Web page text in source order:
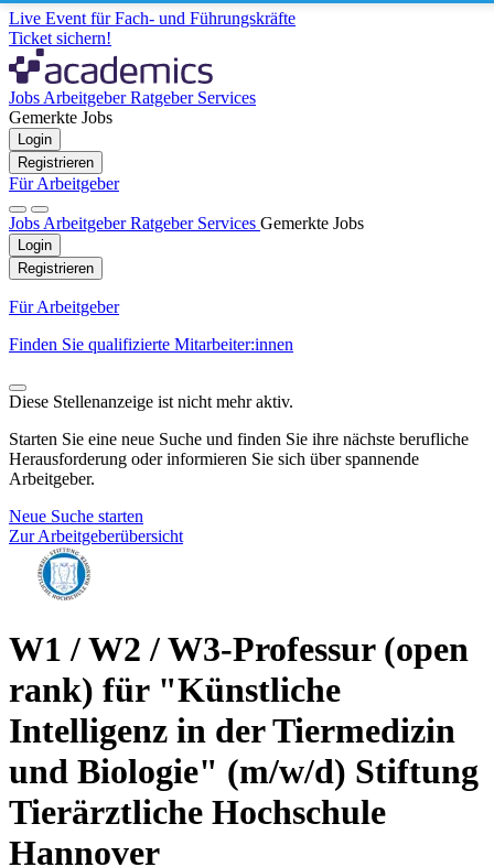
Live Event für Fach- und Führungskräfte
Ticket sichern!
Jobs ArbeitgeberRatgeber Services
Gemerkte Jobs
Login
Registrieren
Für Arbeitgeber
Jobs ArbeitgeberRatgeber Services Gemerkte Jobs
Login
Registrieren
Für Arbeitgeber
Finden Sie qualifizierte Mitarbeiter:innen
Diese Stellenanzeige ist nicht mehr aktiv.
Starten Sie eine neue Suche und finden Sie ihre nächste berufliche
Herausforderung oder informieren Sie sich über spannende
Arbeitgeber.
Neue Suche starten
Zur Arbeitgeberübersicht
W1 / W2 / W3-Professur (open
rank) für "Künstliche
Intelligenz in der Tiermedizin
und Biologie" (m/w/d) Stiftung
Tierärztliche Hochschule
Hannover